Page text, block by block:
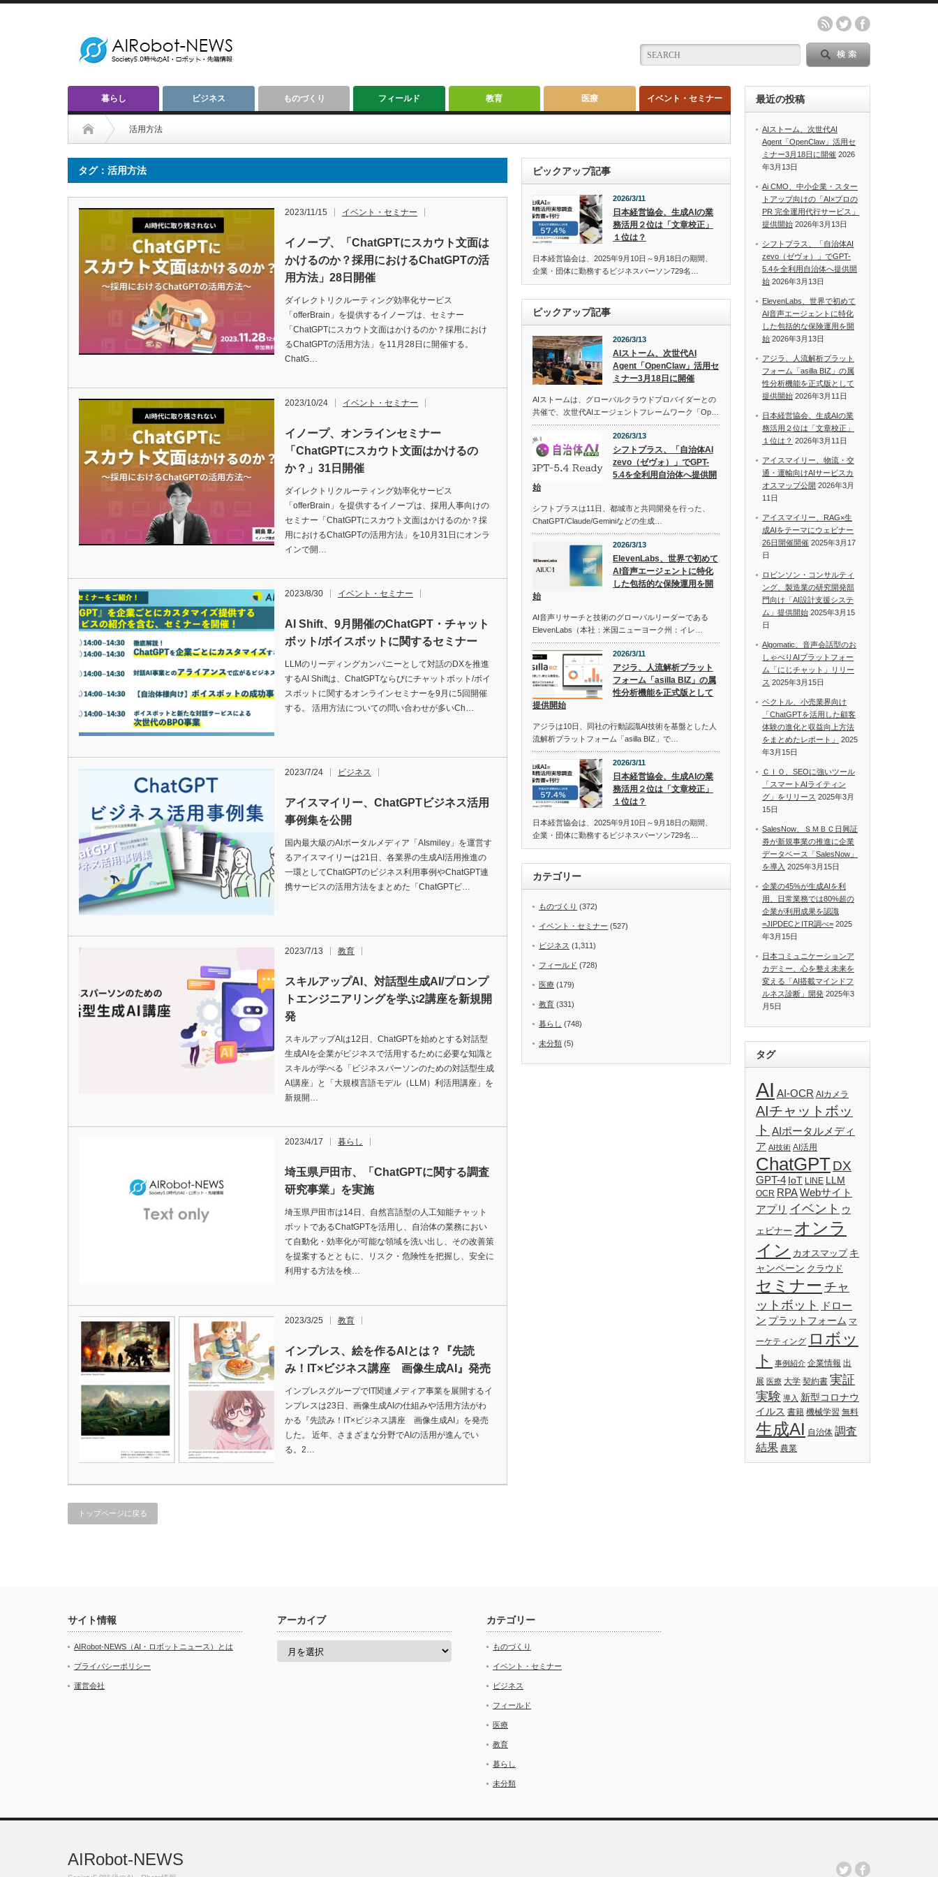
暮らし ビジネス ものづくり フィールド 教育 医療 イベント・セミナー
活用方法
タグ：活用方法
2023/11/15 イベント・セミナー
イノープ、「ChatGPTにスカウト文面は
かけるのか？採用におけるChatGPTの活
用方法」28日開催
ダイレクトリクルーティング効率化サービス
「offerBrain」を提供するイノープは、セミナー
「ChatGPTにスカウト文面はかけるのか？採用におけ
るChatGPTの活用方法」を11月28日に開催する。
ChatG…
2023/10/24 イベント・セミナー
イノープ、オンラインセミナー
「ChatGPTにスカウト文面はかけるの
か？」31日開催
ダイレクトリクルーティング効率化サービス
「offerBrain」を提供するイノープは、採用人事向けの
セミナー「ChatGPTにスカウト文面はかけるのか？採
用におけるChatGPTの活用方法」を10月31日にオンラ
インで開…
2023/8/30 イベント・セミナー
AI Shift、9月開催のChatGPT・チャット
ボット/ボイスボットに関するセミナー
LLMのリーディングカンパニーとして対話のDXを推進
するAI Shiftは、ChatGPTならびにチャットボット/ボイ
スボットに関するオンラインセミナーを9月に5回開催
する。 活用方法についての問い合わせが多いCh…
2023/7/24 ビジネス
アイスマイリー、ChatGPTビジネス活用
事例集を公開
国内最大級のAIポータルメディア「AIsmiley」を運営す
るアイスマイリーは21日、各業界の生成AI活用推進の
一環としてChatGPTのビジネス利用事例やChatGPT連
携サービスの活用方法をまとめた「ChatGPTビ…
2023/7/13 教育
スキルアップAI、対話型生成AI/プロンプ
トエンジニアリングを学ぶ2講座を新規開
発
スキルアップAIは12日、ChatGPTを始めとする対話型
生成AIを企業がビジネスで活用するために必要な知識と
スキルが学べる「ビジネスパーソンのための対話型生成
AI講座」と「大規模言語モデル（LLM）利活用講座」を
新規開…
2023/4/17 暮らし
埼玉県戸田市、「ChatGPTに関する調査
研究事業」を実施
埼玉県戸田市は14日、自然言語型の人工知能チャット
ボットであるChatGPTを活用し、自治体の業務におい
て自動化・効率化が可能な領域を洗い出し、その改善策
を提案するとともに、リスク・危険性を把握し、安全に
利用する方法を検…
2023/3/25 教育
インプレス、絵を作るAIとは？『先読
み！IT×ビジネス講座 画像生成AI』発売
インプレスグループでIT関連メディア事業を展開するイ
ンプレスは23日、画像生成AIの仕組みや活用方法がわ
かる『先読み！IT×ビジネス講座 画像生成AI』を発売
した。 近年、さまざまな分野でAIの活用が進んでい
る。2…
トップページに戻る
ピックアップ記事
2026/3/11
日本経営協会、生成AIの業
務活用２位は「文章校正」
１位は？
日本経営協会は、2025年9月10日～9月18日の期間、
企業・団体に勤務するビジネスパーソン729名…
ピックアップ記事
2026/3/13
AIストーム、次世代AI
Agent「OpenClaw」活用セ
ミナー3月18日に開催
AIストームは、グローバルクラウドプロバイダーとの
共催で、次世代AIエージェントフレームワーク「Op…
2026/3/13
シフトプラス、「自治体AI
zevo（ゼヴォ）」でGPT-
5.4を全利用自治体へ提供開
始
シフトプラスは11日、都城市と共同開発を行った、
ChatGPT/Claude/Geminiなどの生成…
2026/3/13
ElevenLabs、世界で初めて
AI音声エージェントに特化
した包括的な保険運用を開
始
AI音声リサーチと技術のグローバルリーダーである
ElevenLabs（本社：米国ニューヨーク州：イレ…
2026/3/11
アジラ、人流解析プラット
フォーム「asilla BIZ」の属
性分析機能を正式版として
提供開始
アジラは10日、同社の行動認識AI技術を基盤とした人
流解析プラットフォーム「asilla BIZ」で…
2026/3/11
日本経営協会、生成AIの業
務活用２位は「文章校正」
１位は？
日本経営協会は、2025年9月10日～9月18日の期間、
企業・団体に勤務するビジネスパーソン729名…
カテゴリー
ものづくり (372)
イベント・セミナー (527)
ビジネス (1,311)
フィールド (728)
医療 (179)
教育 (331)
暮らし (748)
未分類 (5)
最近の投稿
AIストーム、次世代AI
Agent「OpenClaw」活用セ
ミナー3月18日に開催 2026
年3月13日
Ai CMO、中小企業・スター
トアップ向けの「AI×プロの
PR 完全運用代行サービス」
提供開始 2026年3月13日
シフトプラス、「自治体AI
zevo（ゼヴォ）」でGPT-
5.4を全利用自治体へ提供開
始 2026年3月13日
ElevenLabs、世界で初めて
AI音声エージェントに特化
した包括的な保険運用を開
始 2026年3月13日
アジラ、人流解析プラット
フォーム「asilla BIZ」の属
性分析機能を正式版として
提供開始 2026年3月11日
日本経営協会、生成AIの業
務活用２位は「文章校正」
１位は？ 2026年3月11日
アイスマイリー、物流・交
通・運輸向けAIサービスカ
オスマップ公開 2026年3月
11日
アイスマイリー、RAG×生
成AIをテーマにウェビナー
26日開催開催 2025年3月17
日
ロビンソン・コンサルティ
ング、製造業の研究開発部
門向け「AI設計支援システ
ム」提供開始 2025年3月15
日
Algomatic、音声会話型のお
しゃべりAIプラットフォー
ム「にじチャット」リリー
ス 2025年3月15日
ベクトル、小売業界向け
「ChatGPTを活用した顧客
体験の進化と収益向上方法
をまとめたレポート」
2025
年3月15日
ＣＩＯ、SEOに強いツール
「スマートAIライティン
グ」をリリース 2025年3月
15日
SalesNow、ＳＭＢＣ日興証
券が新規事業の推進に企業
データベース「SalesNow」
を導入 2025年3月15日
企業の45%が生成AIを利
用、日常業務では80%超の
企業が利用成果を認識
=JIPDECとITR調べ= 2025
年3月15日
日本コミュニケーションア
カデミー、心を整え未来を
変える「AI搭載マインドフ
ルネス診断」開発 2025年3
月5日
タグ
AI AI-OCR AIカメラ
AIチャットボッ
ト AIポータルメディ
ア AI技術 AI活用
ChatGPTDX
GPT-4 IoT LINE LLM
OCR RPAWebサイト
アプリ イベント ウ
ェビナー オンラ
イン カオスマップ キ
ャンペーン クラウド
セミナー チャ
ットボット
ドロー
ン プラットフォーム マ
ーケティング ロボッ
ト
事例紹介 企業情報 出
展 医療 大学 契約書 実証
実験 導入 新型コロナウ
イルス 書籍 機械学習 無料
生成AI 自治体 調査
結果 農業
サイト情報
AIRobot-NEWS（AI・ロボットニュース）とは
プライバシーポリシー
運営会社
アーカイブ
ア
カテゴリー
ものづくり
イベント・セミナー
ビジネス
フィールド
医療
教育
暮らし
未分類
AIRobot-NEWS